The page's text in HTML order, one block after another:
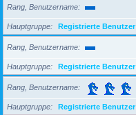
Rang, Benutzername
Hauptgruppe Registrierte Benutzer
Rang, Benutzername
Hauptgruppe Registrierte Benutzer
Rang, Benutzername
Hauptgruppe Registrierte Benutzer